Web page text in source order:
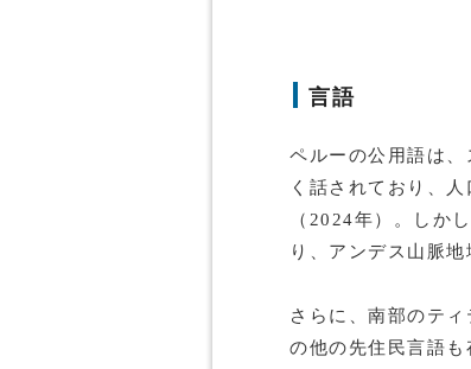
言語
ペルーの公用語は
く話されており、
（2024年）。しか
り、アンデス山脈
さらに、南部のテ
の他の先住民言語